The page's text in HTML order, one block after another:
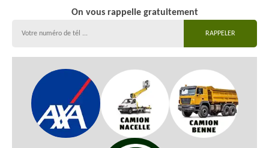
On vous rappelle gratuitement